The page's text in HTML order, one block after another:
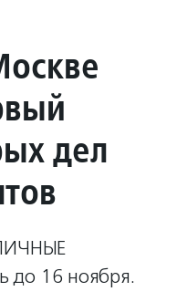
дел
до 16 ноября.